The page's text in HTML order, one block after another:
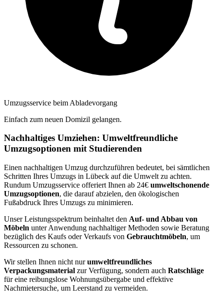
Umzugsservice beim Abladevorgang
Einfach zum neuen Domizil gelangen.
Nachhaltiges Umziehen: Umweltfreundliche
Umzugsoptionen mit Studierenden
Einen nachhaltigen Umzug durchzuführen bedeutet, bei sämtlichen
Schritten Ihres Umzugs in Lübeck auf die Umwelt zu achten.
Rundum Umzugsservice offeriert Ihnen ab 24€ umweltschonende
Umzugsoptionen, die darauf abzielen, den ökologischen
Fußabdruck Ihres Umzugs zu minimieren.
Unser Leistungsspektrum beinhaltet den Auf- und Abbau von
Möbeln unter Anwendung nachhaltiger Methoden sowie Beratung
bezüglich des Kaufs oder Verkaufs von Gebrauchtmöbeln, um
Ressourcen zu schonen.
Wir stellen Ihnen nicht nurumweltfreundliches
Verpackungsmaterial zur Verfügung, sondern auch Ratschläge
für eine reibungslose Wohnungsübergabe und effektive
Nachmietersuche, um Leerstand zu vermeiden.